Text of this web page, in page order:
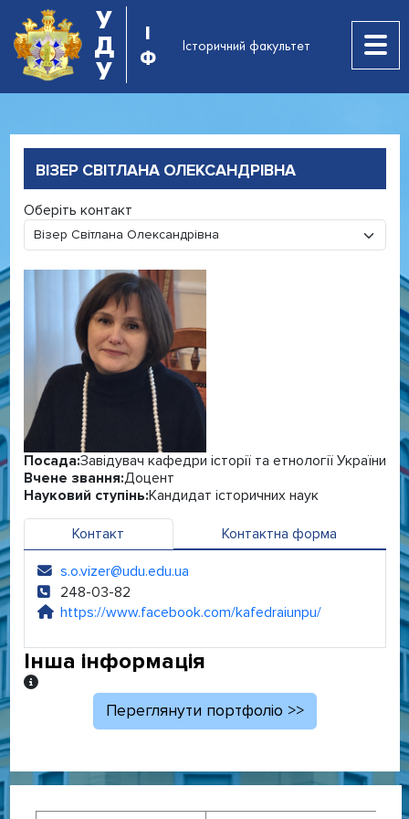
У
Д
У
І
Ф
Історичний факультет
ВІЗЕР СВІТЛАНА ОЛЕКСАНДРІВНА
Оберіть контакт
Посада:Завідувач кафедри історії та етнології України
Вчене звання:Доцент
Науковий ступінь:Кандидат історичних наук
Контакт Контактна форма
Електронна адреса:
s.o.vizer@udu.edu.ua
Телефон:
248-03-82
Сайт:https://www.facebook.com/kafedraiunpu/
Інша інформація
Інша інформація
Переглянути портфоліо >>